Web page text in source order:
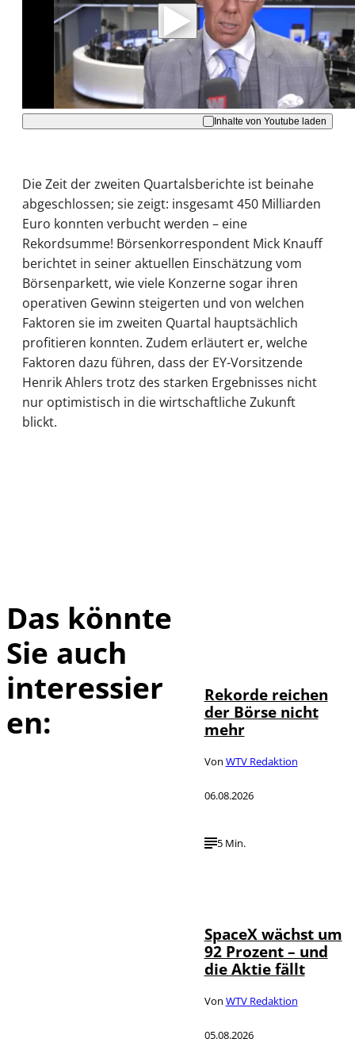
Daten an Youtube übertragen.
Hinweise dazu erhalten Sie in derDatenschutzerklärung.
Akzeptieren
Inhalte von Youtube laden
Die Zeit der zweiten Quartalsberichte ist beinahe
abgeschlossen; sie zeigt: insgesamt 450 Milliarden
Euro konnten verbucht werden – eine
Rekordsumme! Börsenkorrespondent Mick Knauff
berichtet in seiner aktuellen Einschätzung vom
Börsenparkett, wie viele Konzerne sogar ihren
operativen Gewinn steigerten und von welchen
Faktoren sie im zweiten Quartal hauptsächlich
profitieren konnten. Zudem erläutert er, welche
Faktoren dazu führen, dass der EY-Vorsitzende
Henrik Ahlers trotz des starken Ergebnisses nicht
nur optimistisch in die wirtschaftliche Zukunft
blickt.
Das könnte
Sie auch
interessier
en:
Rekorde reichen
der Börse nicht
mehr
Von WTV Redaktion
06.08.2026
5 Min.
SpaceX wächst um
92 Prozent – und
die Aktie fällt
Von WTV Redaktion
05.08.2026